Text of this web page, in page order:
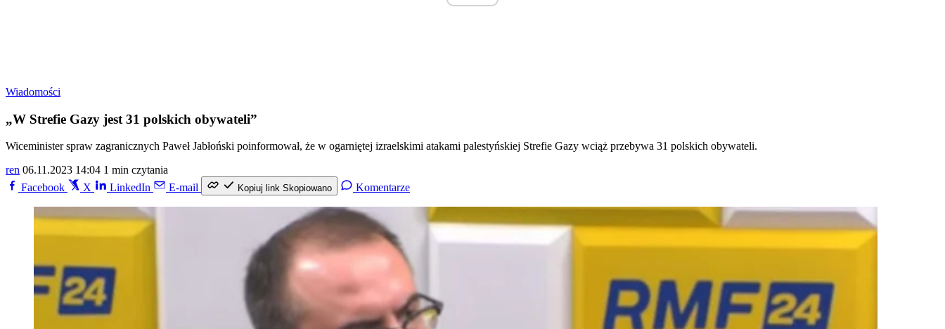
Wiadomości
„W Strefie Gazy jest 31 polskich obywateli”
Wiceminister spraw zagranicznych Paweł Jabłoński poinformował, że w ogarniętej izraelskimi atakami palestyńskiej Strefie Gazy wciąż przebywa 31 polskich obywateli.
ren 06.11.2023 14:04 1 min czytania
Facebook
X LinkedIn E-mail Kopiuj link Skopiowano Komentarze